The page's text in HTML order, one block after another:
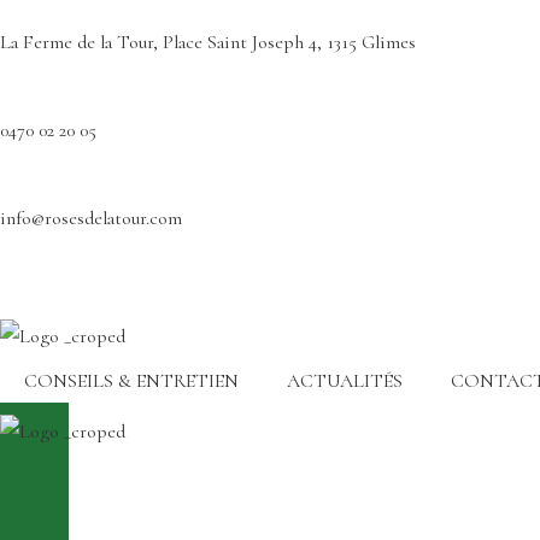
La Ferme de la Tour, Place Saint Joseph 4, 1315 Glimes
0470 02 20 05
info@rosesdelatour.com
CONSEILS & ENTRETIEN ACTUALITÉS